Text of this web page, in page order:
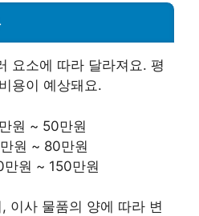
요소에 따라 달라져요. 평
용이 예상돼요.
원 ~ 50만원
원 ~ 80만원
원 ~ 150만원
이사 물품의 양에 따라 변